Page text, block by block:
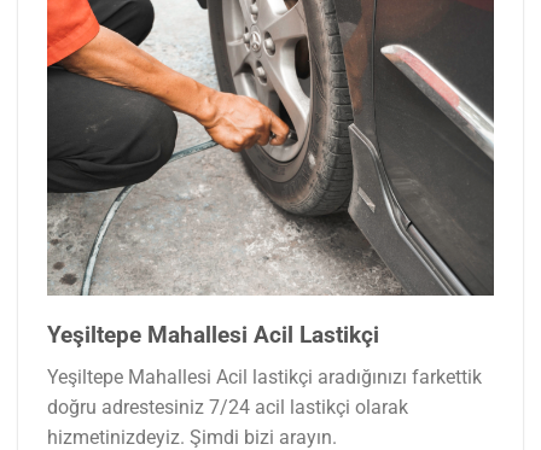
Yeşiltepe Mahallesi Acil Lastikçi
Yeşiltepe Mahallesi Acil lastikçi aradığınızı farkettik
doğru adrestesiniz 7/24 acil lastikçi olarak
hizmetinizdeyiz. Şimdi bizi arayın.